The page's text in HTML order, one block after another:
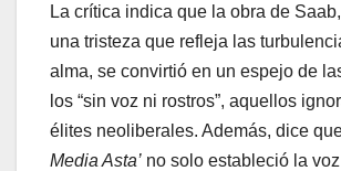
La crítica indica que la obra de
una tristeza que refleja las
alma, se convirtió en un espejo de
los “sin voz ni rostros”, aquellos
élites neoliberales. Además, dice
Media Asta’ no solo estableció la